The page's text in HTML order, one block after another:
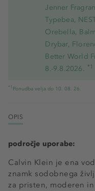
Jenner
Typebea,
Orebella,
Drybar,
Better World
8.-9.8.2026. *1
*1 Ponudba velja do 10. 08. 26.
OPIS
Calvin Klein je ena
znamk sodobnega
za pristen, moderen
področje uporabe: